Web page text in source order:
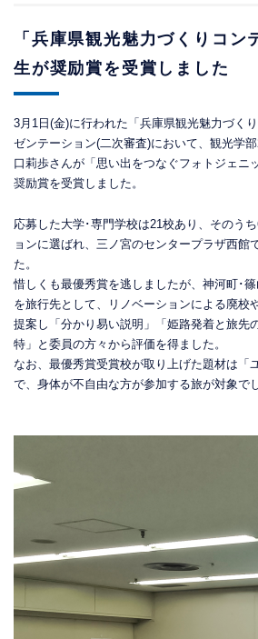
「兵庫県観光魅力づくりコン
生が奨励賞を受賞しました
3月1日(金)に行われた「兵庫県観光魅力づく
ゼンテーション(二次審査)において、観光学
口莉歩さんが「思い出をつなぐフォトジェニ
奨励賞を受賞しました。
応募した大学･専門学校は21校あり、そのう
ョンに選ばれ、三ノ宮のセンタープラザ西館
た。
惜しくも最優秀賞を逃しましたが、神河町･
を旅行先として、リノベーションによる廃校
提案し「分かり易い説明」「姫路発着と旅先
特」と委員の方々から評価を得ました。
なお、最優秀賞受賞校が取り上げた題材は「
で、身体が不自由な方が参加する旅が対象でし